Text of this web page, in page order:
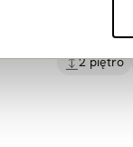
53,00
2 piętro